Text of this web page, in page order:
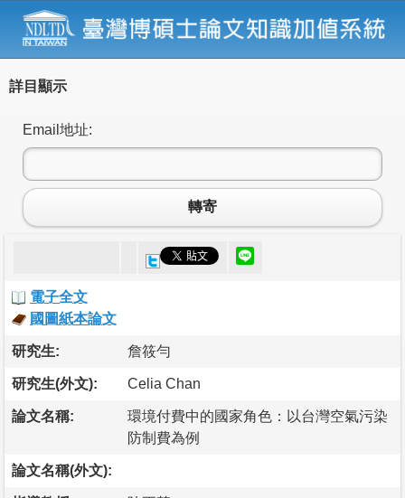
詳目顯示
Email地址:
轉寄
電子全文
國圖紙本論文
研究生: 詹筱勻
研究生(外文): Celia Chan
論文名稱:
環境付費中的國家角色：以台灣空氣污染
防制費為例
論文名稱(外文):